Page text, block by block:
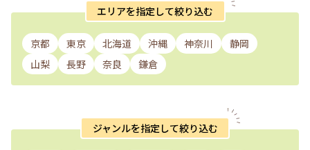
エリアを指定して絞り込む
京都 東京 北海道 沖縄 神奈川
静岡
山梨
長野 奈良 鎌倉
ジャンルを指定して絞り込む